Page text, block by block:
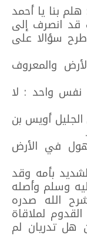
بنا يا أحمد
قد انصرف إلى
سؤالا على
والمعروف
نفس واحد : لا
أويس بن
في الأرض
بأمه وقد
وسلم وأصله
الله صدره
لملاقاة
هل تدريان لم